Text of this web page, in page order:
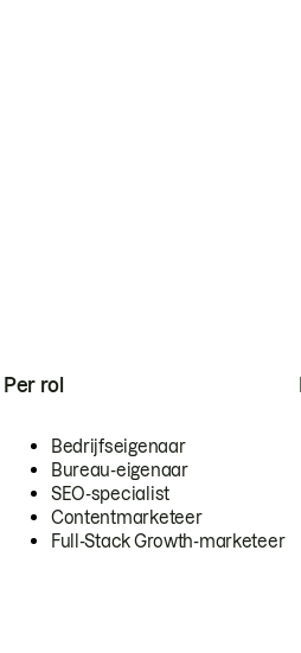
Per rol
Bedrijfseigenaar
Bureau-eigenaar
SEO-specialist
Contentmarketeer
Full-Stack Growth-marketeer